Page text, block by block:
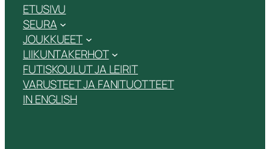
ETUSIVU
SEURA
JOUKKUEET
LIIKUNTAKERHOT
FUTISKOULUT JA LEIRIT
VARUSTEET JA FANITUOTTEET
IN ENGLISH